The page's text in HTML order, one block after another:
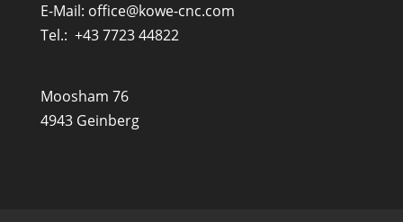
E-Mail: office@kowe-cnc.com
Tel.: +43 7723 44822
Moosham 76
4943 Geinberg